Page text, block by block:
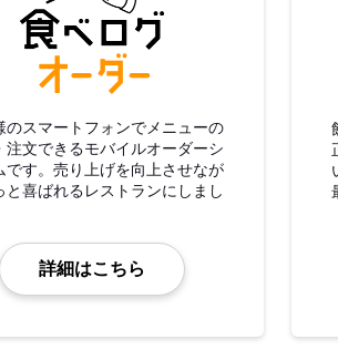
のスマートフォンでメニューの
注文できるモバイルオーダーシ
です。売り上げを向上させなが
と喜ばれるレストランにしまし
詳細はこちら